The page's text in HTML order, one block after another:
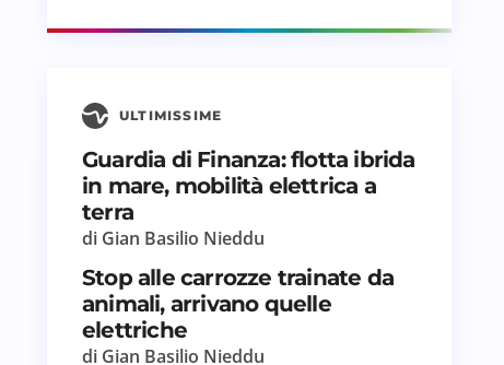
ULTIMISSIME
Guardia di Finanza: flotta ibrida
in mare, mobilità elettrica a
terra
di Gian Basilio Nieddu
Stop alle carrozze trainate da
animali, arrivano quelle
elettriche
di Gian Basilio Nieddu